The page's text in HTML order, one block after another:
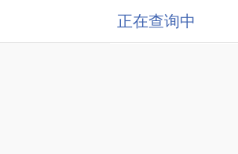
正在查询中